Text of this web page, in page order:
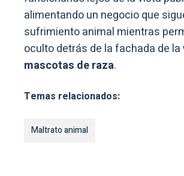
alimentando un negocio que
sufrimiento animal mientras
oculto detrás de la fachada de la
mascotas de raza.
Temas relacionados:
Maltrato animal